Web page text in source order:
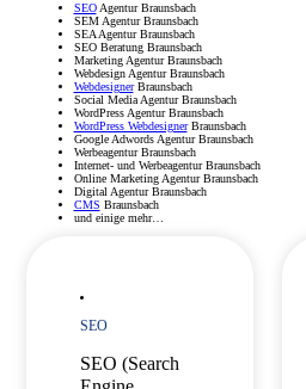
SEOAgentur Braunsbach
SEM Agentur Braunsbach
SEA Agentur Braunsbach
SEO Beratung Braunsbach
Marketing Agentur Braunsbach
Webdesign Agentur Braunsbach
WebdesignerBraunsbach
Social Media Agentur Braunsbach
WordPress Agentur Braunsbach
WordPress WebdesignerBraunsbach
Google Adwords Agentur Braunsbach
Werbeagentur Braunsbach
Internet- und Werbeagentur Braunsbach
Online Marketing Agentur Braunsbach
Digital Agentur Braunsbach
CMS Braunsbach
und einige mehr…
SEO
SEO (Search